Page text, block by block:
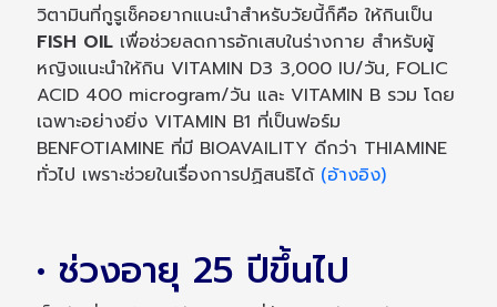
วิตามินที่กูรูเช็คอยากแนะนำสำหรับวัยนี้ก็คือ ให้กินเป็น
FISH OIL เพื่อช่วยลดการอักเสบในร่างกาย สำหรับผู้
หญิงแนะนำให้กิน VITAMIN D3 3,000 IU/วัน, FOLIC
ACID 400 microgram/วัน และ VITAMIN B รวม โดย
เฉพาะอย่างยิ่ง VITAMIN B1 ที่เป็นฟอร์ม
BENFOTIAMINE ที่มี BIOAVAILITY ดีกว่า THIAMINE
ทั่วไป เพราะช่วยในเรื่องการปฏิสนธิได้ (อ้างอิง)
• ช่วงอายุ 25 ปีขึ้นไป